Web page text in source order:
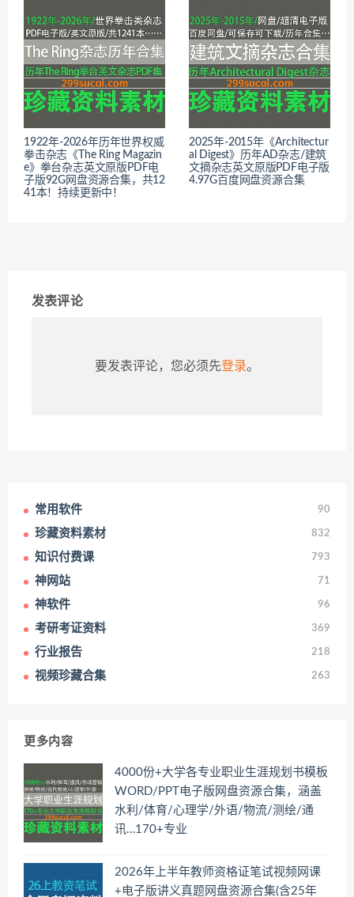
1922年-2026年历年世界权威
拳击杂志《The Ring Magazin
e》拳台杂志英文原版PDF电
子版92G网盘资源合集，共12
41本！持续更新中！
2025年-2015年《Architectur
al Digest》历年AD杂志/建筑
文摘杂志英文原版PDF电子版
4.97G百度网盘资源合集
发表评论
要发表评论，您必须先登录。
常用软件 90
珍藏资料素材 832
知识付费课 793
神网站 71
神软件 96
考研考证资料 369
行业报告 218
视频珍藏合集 263
更多内容
4000份+大学各专业职业生涯规划书模板
WORD/PPT电子版网盘资源合集，涵盖
水利/体育/心理学/外语/物流/测绘/通
讯…170+专业
2026年上半年教师资格证笔试视频网课
+电子版讲义真题网盘资源合集(含25年